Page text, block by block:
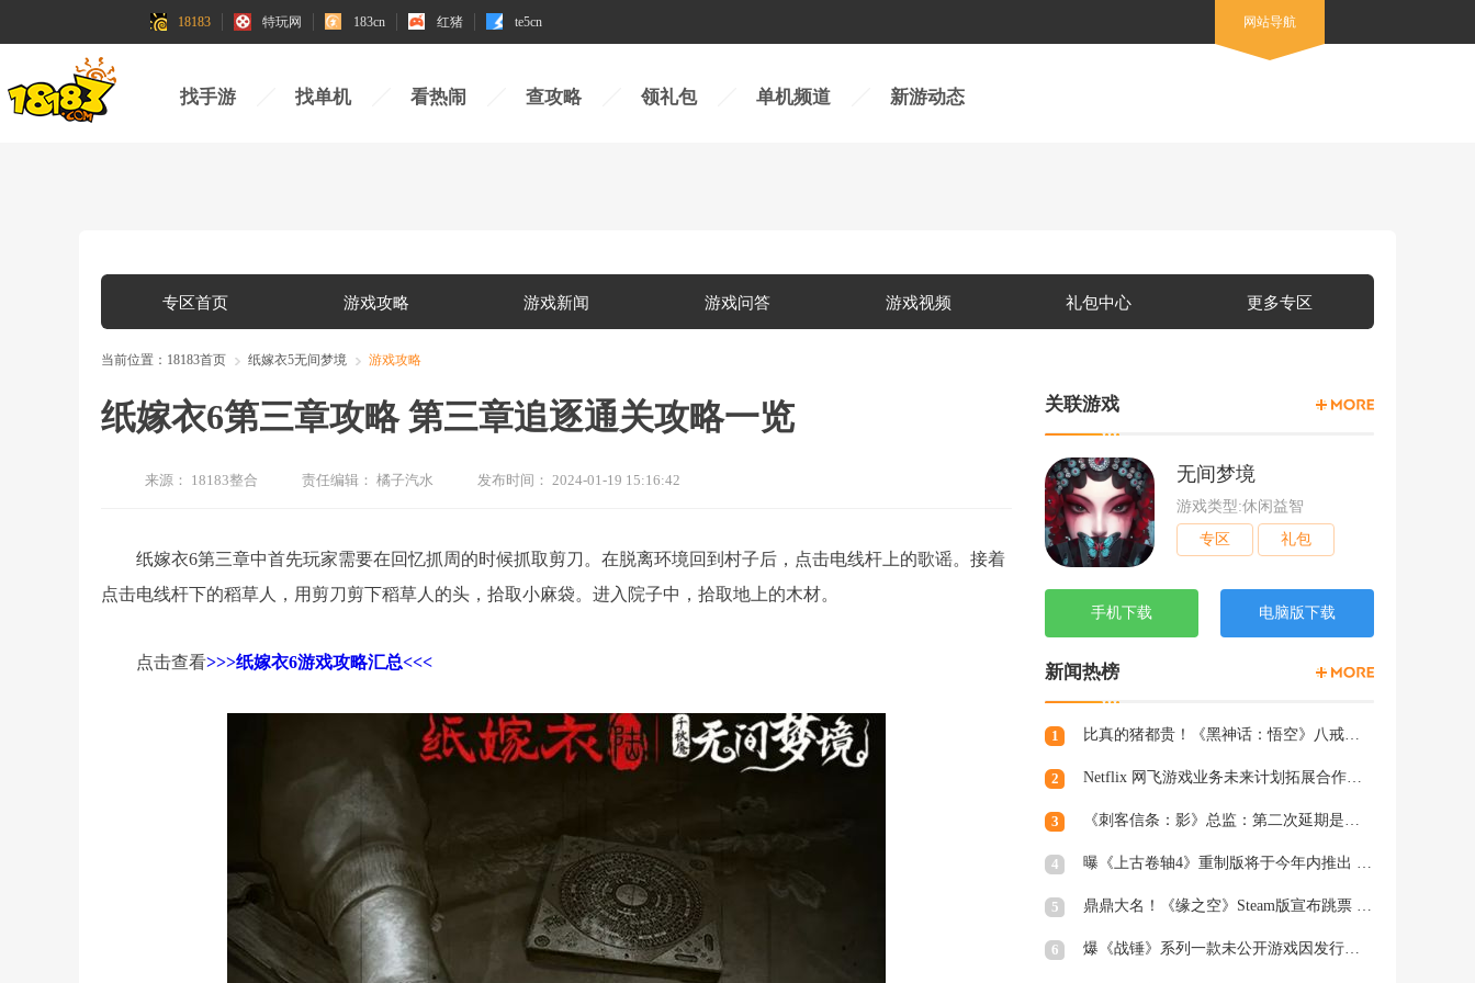
18183 特玩网 183cn 红猪 te5cn 网站导航
找手游 找单机 看热闹 查攻略 领礼包 单机频道 新游动态
专区首页 游戏攻略 游戏新闻 游戏问答 游戏视频 礼包中心 更多专区
当前位置： 18183首页 纸嫁衣5无间梦境 游戏攻略
纸嫁衣6第三章攻略 第三章追逐通关攻略一览
来源： 18183整合 责任编辑： 橘子汽水 发布时间： 2024-01-19 15:16:42
纸嫁衣6第三章中首先玩家需要在回忆抓周的时候抓取剪刀。在脱离环境回到村子后，点击电线杆上的歌谣。接着
点击电线杆下的稻草人，用剪刀剪下稻草人的头，拾取小麻袋。进入院子中，拾取地上的木材。
点击查看>>>纸嫁衣6游戏攻略汇总<<<
关联游戏
无间梦境
游戏类型:休闲益智
专区
礼包
手机下载 电脑版下载
新闻热榜
1 比真的猪都贵！《黑神话：悟空》八戒手办开订：根根分明的猪毛
2 Netflix 网飞游戏业务未来计划拓展合作和家庭类游戏
3 《刺客信条：影》总监：第二次延期是因为屋顶太复杂
4 曝《上古卷轴4》重制版将于今年内推出 虚幻5加持
5 鼎鼎大名！《缘之空》Steam版宣布跳票 将延期至2月28日发售
6 爆《战锤》系列一款未公开游戏因发行商撤资而夭折，开发被迫中断